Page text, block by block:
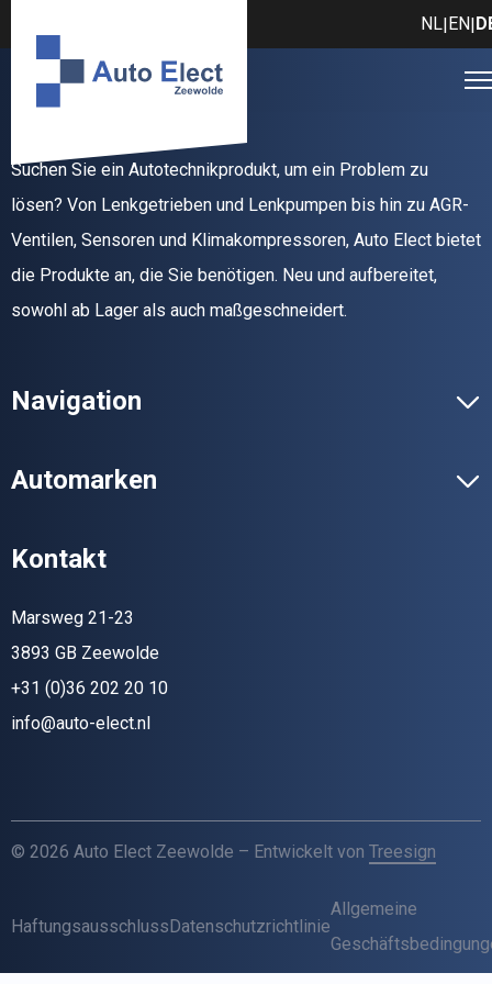
NL|EN|
Suchen Sie ein Autotechnikprodukt, um ein Problem zu
lösen? Von Lenkgetrieben und Lenkpumpen bis hin zu AGR-
Ventilen, Sensoren und Klimakompressoren, Auto Elect bietet
die Produkte an, die Sie benötigen. Neu und aufbereitet,
sowohl ab Lager als auch maßgeschneidert.
Navigation
Automarken
Kontakt
Marsweg 21-23
3893 GB Zeewolde
+31 (0)36 202 20 10
info@auto-elect.nl
© 2026 Auto Elect Zeewolde – Entwickelt von Treesign
Haftungsausschluss Datenschutzrichtlinie
Allgemeine